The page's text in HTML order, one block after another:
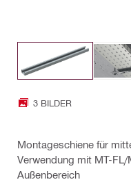
3 BILDER
Montageschiene für
Verwendung mit MT-
Außenbereich